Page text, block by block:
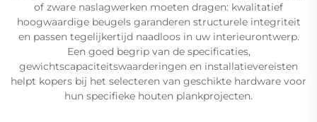
of zware naslagwerken moeten dragen: kwalitatief
hoogwaardige beugels garanderen structurele integriteit
en passen tegelijkertijd naadloos in uw interieurontwerp.
Een goed begrip van de specificaties,
gewichtscapaciteitswaarderingen en installatievereisten
helpt kopers bij het selecteren van geschikte hardware voor
hun specifieke houten plankprojecten.